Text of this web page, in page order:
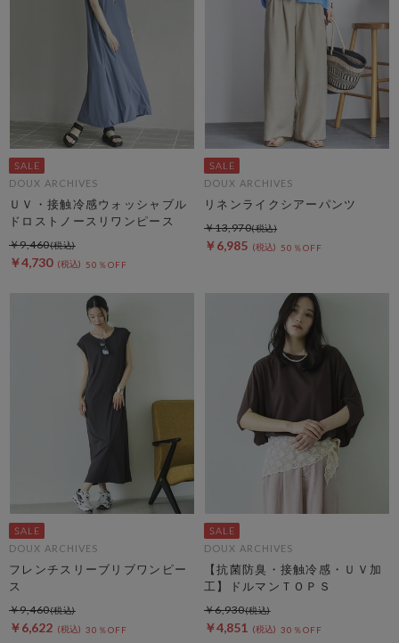
DOUX ARCHIVES
ＵＶ・接触冷感ウォッシャブル
ドロストノースリワンピース
￥4,730 50％OFF
￥9,460
DOUX ARCHIVES
リネンライクシアーパンツ
￥6,985 50％OFF
￥13,970
DOUX ARCHIVES
フレンチスリーブリブワンピー
ス
￥6,622 30％OFF
￥9,460
DOUX ARCHIVES
【抗菌防臭・接触冷感・ＵＶ加
工】ドルマンＴＯＰＳ
￥4,851 30％OFF
￥6,930